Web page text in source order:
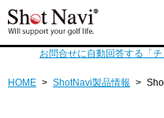
お問合せに自動回答する「
HOME > ShotNavi製品情報 >